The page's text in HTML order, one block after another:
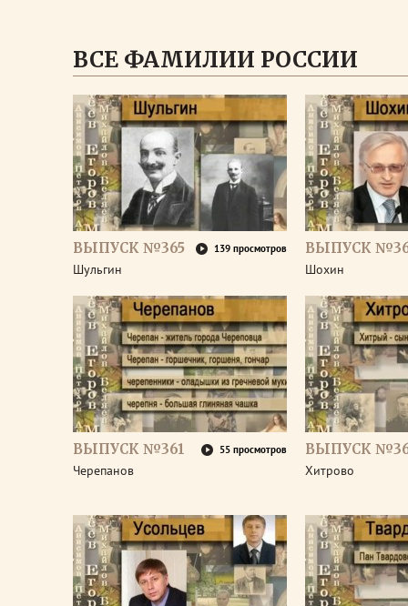
ВСЕ ФАМИЛИИ РОССИИ
ВЫПУСК №365 139 просмотров
Шульгин
ВЫПУСК
Шохин
ВЫПУСК №361 55 просмотров
Черепанов
ВЫПУСК
Хитрово